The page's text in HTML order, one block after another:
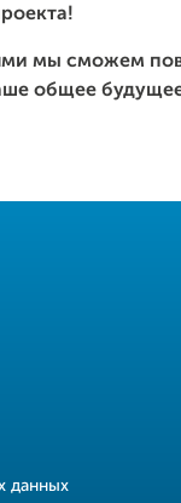
мы сможем
общее
данных